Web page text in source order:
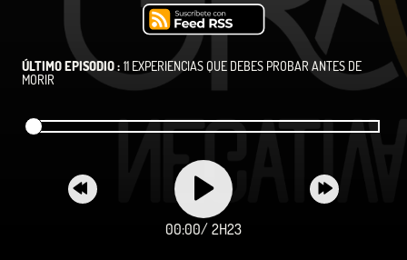
ÚLTIMO EPISODIO : 11 EXPERIENCIAS QUE DEBES PROBAR ANTES DE
MORIR
00:00/ 2H23